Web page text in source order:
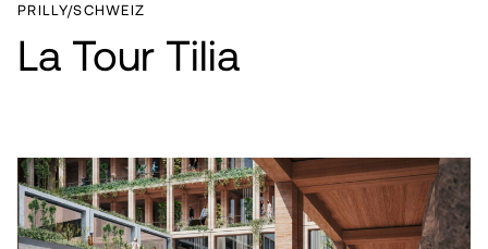
PRILLY/SCHWEIZ
La Tour Tilia